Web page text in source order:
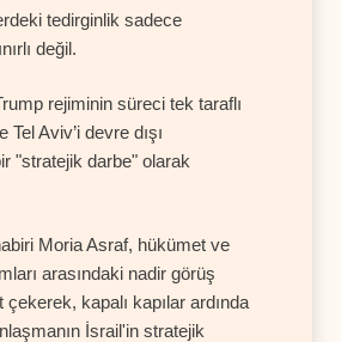
tedirginlik sadece
değil.
rejiminin süreci tek taraflı
Aviv’i devre dışı
"stratejik darbe" olarak
Moria Asraf, hükümet ve
arasındaki nadir görüş
kapalı kapılar ardında
İsrail'in stratejik